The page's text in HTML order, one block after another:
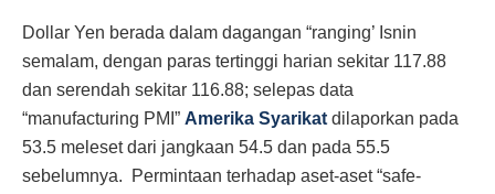
Dollar Yen berada dalam dagangan “ranging’ Isnin
semalam, dengan paras tertinggi harian sekitar 117.88
dan serendah sekitar 116.88; selepas data
“manufacturing PMI” Amerika Syarikat dilaporkan pada
53.5 meleset dari jangkaan 54.5 dan pada 55.5
sebelumnya. Permintaan terhadap aset-aset “safe-